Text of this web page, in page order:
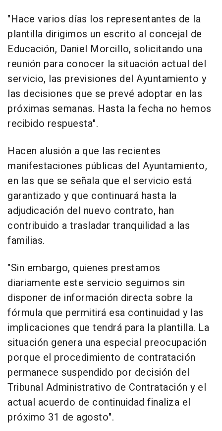
"Hace varios días los representantes de la
plantilla dirigimos un escrito al concejal de
Educación, Daniel Morcillo, solicitando una
reunión para conocer la situación actual del
servicio, las previsiones del Ayuntamiento y
las decisiones que se prevé adoptar en las
próximas semanas. Hasta la fecha no hemos
recibido respuesta".
Hacen alusión a que las recientes
manifestaciones públicas del Ayuntamiento,
en las que se señala que el servicio está
garantizado y que continuará hasta la
adjudicación del nuevo contrato, han
contribuido a trasladar tranquilidad a las
familias.
"Sin embargo, quienes prestamos
diariamente este servicio seguimos sin
disponer de información directa sobre la
fórmula que permitirá esa continuidad y las
implicaciones que tendrá para la plantilla. La
situación genera una especial preocupación
porque el procedimiento de contratación
permanece suspendido por decisión del
Tribunal Administrativo de Contratación y el
actual acuerdo de continuidad finaliza el
próximo 31 de agosto".